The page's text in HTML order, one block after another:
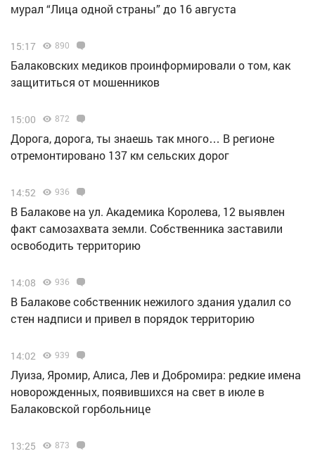
мурал “Лица одной страны” до 16 августа
15:17 890
Балаковских медиков проинформировали о том, как
защититься от мошенников
15:00 872
Дорога, дорога, ты знаешь так много… В регионе
отремонтировано 137 км сельских дорог
14:52 936
В Балакове на ул. Академика Королева, 12 выявлен
факт самозахвата земли. Собственника заставили
освободить территорию
14:08 936
В Балакове собственник нежилого здания удалил со
стен надписи и привел в порядок территорию
14:02 939
Луиза, Яромир, Алиса, Лев и Добромира: редкие имена
новорожденных, появившихся на свет в июле в
Балаковской горбольнице
13:25 873